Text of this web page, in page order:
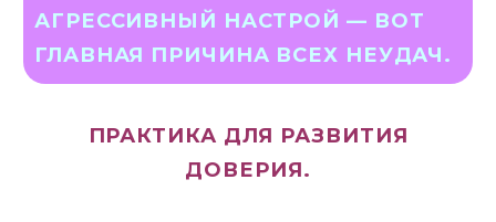
АГРЕССИВНЫЙ НАСТРОЙ — ВОТ
ГЛАВНАЯ ПРИЧИНА ВСЕХ НЕУДАЧ.
ПРАКТИКА ДЛЯ РАЗВИТИЯ
ДОВЕРИЯ.